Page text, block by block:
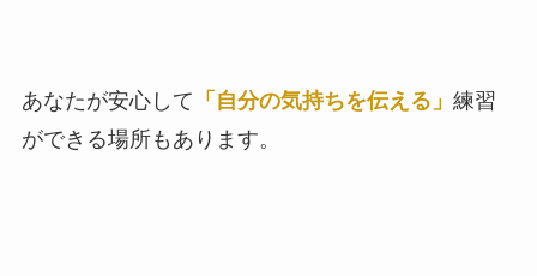
あなたが安心して 「自分の気持ちを伝える」 練習
ができる場所もあります。